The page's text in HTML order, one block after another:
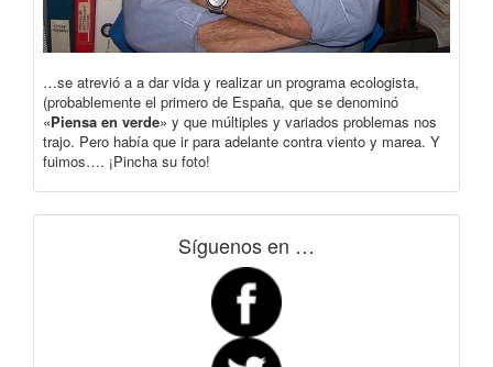
…se atrevió a a dar vida y realizar un programa ecologista,
(probablemente el primero de España, que se denominó
«Piensa en verde» y que múltiples y variados problemas nos
trajo. Pero había que ir para adelante contra viento y marea. Y
fuimos…. ¡Pincha su foto!
Síguenos en …